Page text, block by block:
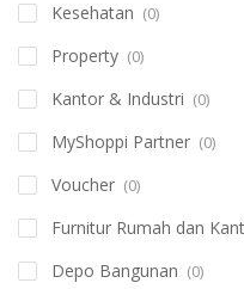
Kesehatan (0)
Property (0)
Kantor & Industri (0)
MyShoppi Partner (0)
Voucher (0)
Furnitur Rumah dan
Depo Bangunan (0)